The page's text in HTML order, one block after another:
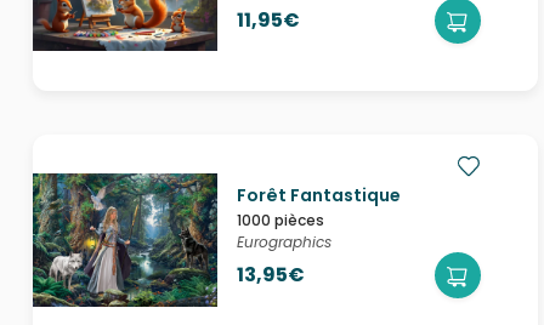
11,95€
Forêt Fantastique
1000 pièces
Eurographics
13,95€